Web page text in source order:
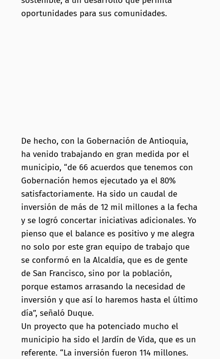
oportunidades para sus comunidades.
De hecho, con la Gobernación de Antioquia,
ha venido trabajando en gran medida por el
municipio, “de 66 acuerdos que tenemos con
Gobernación hemos ejecutado ya el 80%
satisfactoriamente. Ha sido un caudal de
inversión de más de 12 mil millones a la fecha
y se logró concertar iniciativas adicionales. Yo
pienso que el balance es positivo y me alegra
no solo por este gran equipo de trabajo que
se conformó en la Alcaldía, que es de gente
de San Francisco, sino por la población,
porque estamos arrasando la necesidad de
inversión y que así lo haremos hasta el último
día”, señaló Duque.
Un proyecto que ha potenciado mucho el
municipio ha sido el Jardín de Vida, que es un
referente. “La inversión fueron 114 millones.